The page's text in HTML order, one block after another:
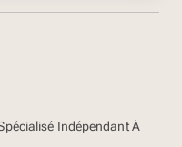
Indépendant À